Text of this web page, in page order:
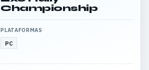
Championship
PLATAFORMAS
PC